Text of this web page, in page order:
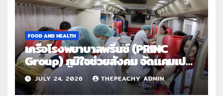
FOOD AND HEALTH
เครือโรงพยาบาลพริ้นซ์ (PRINC
Group) ภูมิใจช่วยสังคม จัดแคมเปญ
ใหญ่ระดับประเทศ “PRINC ผสาน :
สานต่อการให้ไม่สิ้นสุด”
JULY 24, 2026 THEPEACHY ADMIN